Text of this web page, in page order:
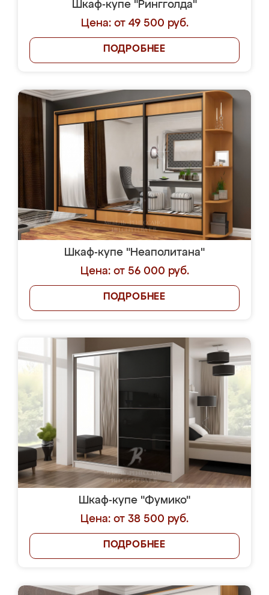
Шкаф-купе "Рингголда"
Цена: от 49 500 руб.
ПОДРОБНЕЕ
Шкаф-купе "Неаполитана"
Цена: от 56 000 руб.
ПОДРОБНЕЕ
Шкаф-купе "Фумико"
Цена: от 38 500 руб.
ПОДРОБНЕЕ